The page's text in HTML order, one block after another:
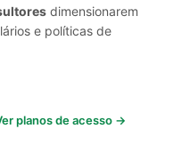
dimensionarem
e políticas de
planos de acesso →